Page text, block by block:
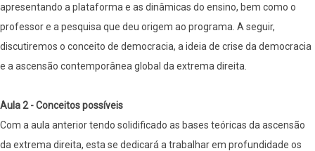
apresentando a plataforma e as dinâmicas do ensino, bem como o
professor e a pesquisa que deu origem ao programa. A seguir,
discutiremos o conceito de democracia, a ideia de crise da democracia
e a ascensão contemporânea global da extrema direita.
Aula 2 - Conceitos possíveis
Com a aula anterior tendo solidificado as bases teóricas da ascensão
da extrema direita, esta se dedicará a trabalhar em profundidade os